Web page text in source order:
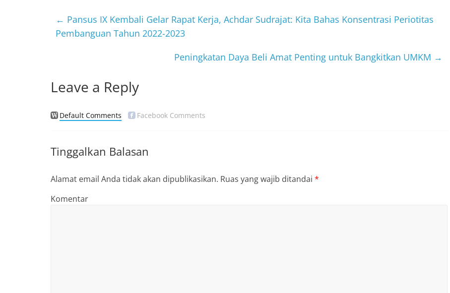
b
o
← Pansus IX Kembali Gelar Rapat Kerja, Achdar Sudrajat: Kita Bahas Konsentrasi Periotitas
Pembanguan Tahun 2022-2023
Peningkatan Daya Beli Amat Penting untuk Bangkitkan UMKM →
Leave a Reply
Default Comments Facebook Comments
Tinggalkan Balasan
Alamat email Anda tidak akan dipublikasikan. Ruas yang wajib ditandai *
Komentar